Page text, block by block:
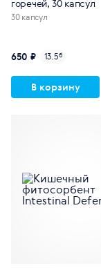
горечей, 30 капсул
30 капсул
650 ₽ 13.5б
В корзину